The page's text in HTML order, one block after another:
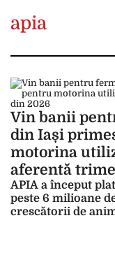
apia
Vin banii
din Iași
motorina
aferentă
APIA a început
peste 6 milioane
crescătorii de